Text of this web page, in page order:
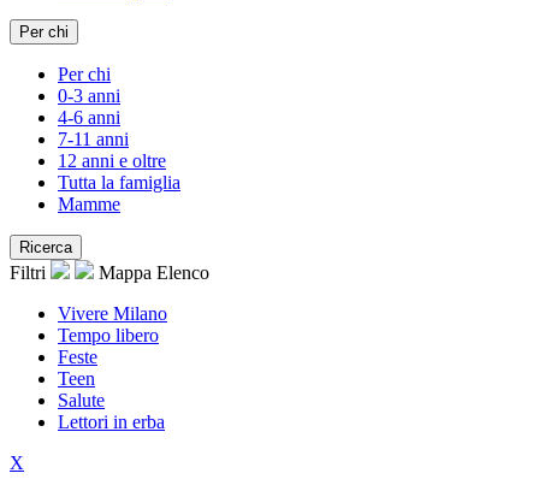
Per chi
Per chi
0-3 anni
4-6 anni
7-11 anni
12 anni e oltre
Tutta la famiglia
Mamme
Ricerca
Filtri Mappa Elenco
Vivere Milano
Tempo libero
Feste
Teen
Salute
Lettori in erba
X